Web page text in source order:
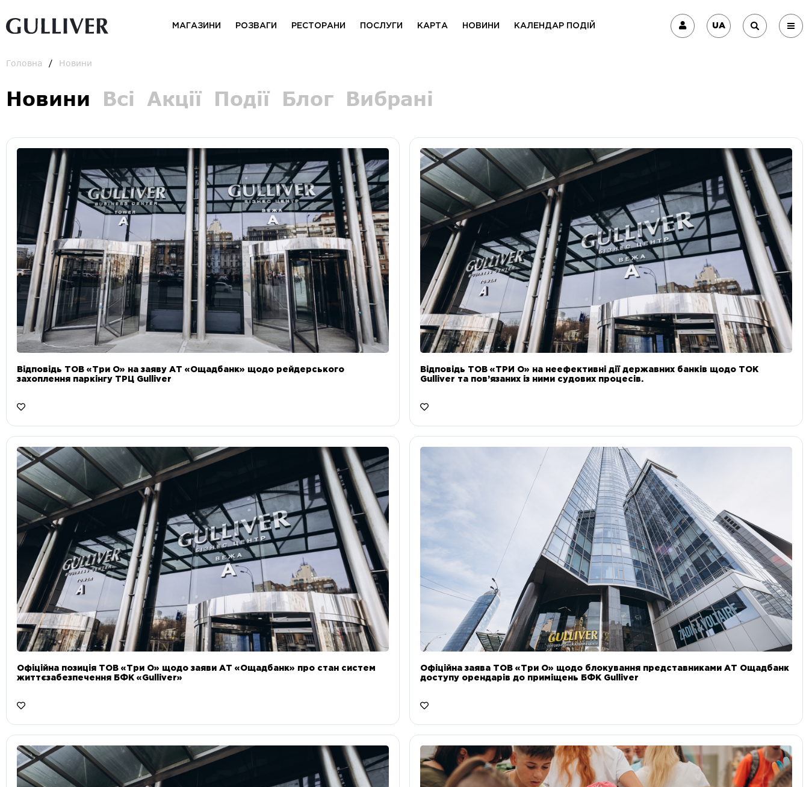
МАГАЗИНИ РОЗВАГИ РЕСТОРАНИ ПОСЛУГИ КАРТА НОВИНИ КАЛЕНДАР ПОДІЙ UA
Головна Новини
Новини Всі Акції Події Блог Вибрані
Відповідь ТОВ «Три О» на заяву АТ «Ощадбанк» щодо рейдерського
захоплення паркінгу ТРЦ Gulliver
Відповідь ТОВ «ТРИ О» на неефективні дії державних банків щодо ТОК
Gulliver та пов’язаних із ними судових процесів.
Офіційна позиція ТОВ «Три О» щодо заяви АТ «Ощадбанк» про стан систем
життєзабезпечення БФК «Gulliver»
Офіційна заява ТОВ «Три О» щодо блокування представниками АТ Ощадбанк
доступу орендарів до приміщень БФК Gulliver